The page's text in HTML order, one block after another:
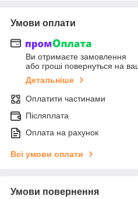
Умови оплати
Ви отримаєте замовлення
або гроші повернуться на
Детальніше
Оплатити частинами
Післяплата
Оплата на рахунок
Всі умови оплати
Умови повернення